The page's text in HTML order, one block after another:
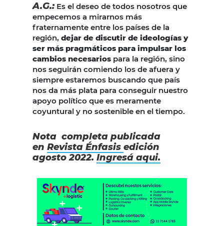
A.G.:Es el deseo de todos nosotros que
empecemos a mirarnos más
fraternamente entre los países de la
región, dejar de discutir de ideologías y
ser más pragmáticos para impulsar los
cambios necesarios para la región, sino
nos seguirán comiendo los de afuera y
siempre estaremos buscando que país
nos da más plata para conseguir nuestro
apoyo político que es meramente
coyuntural y no sostenible en el tiempo.
Nota completa publicada
en Revista Énfasis edición
agosto 2022. Ingresá aqui.